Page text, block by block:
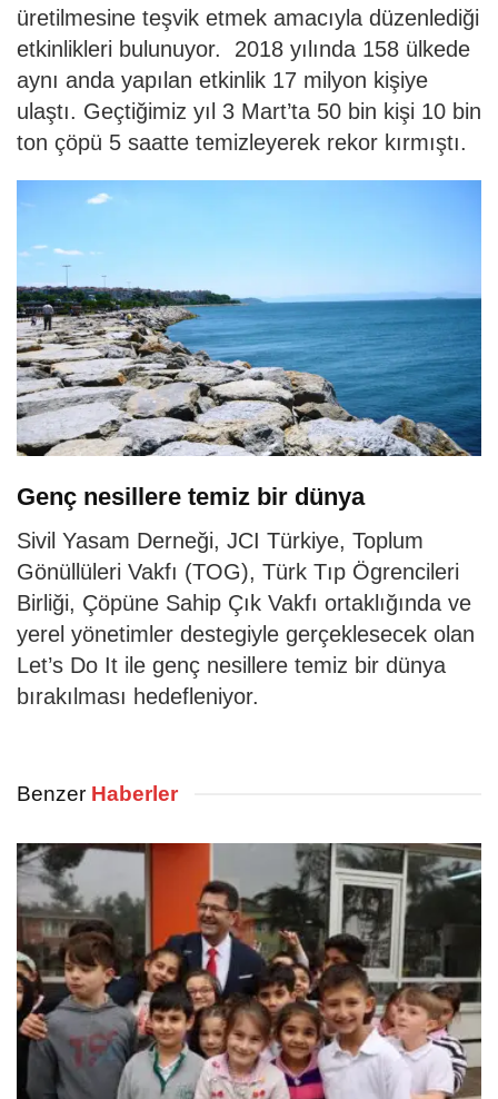
üretilmesine teşvik etmek amacıyla düzenlediği
etkinlikleri bulunuyor. 2018 yılında 158 ülkede
aynı anda yapılan etkinlik 17 milyon kişiye
ulaştı. Geçtiğimiz yıl 3 Mart’ta 50 bin kişi 10 bin
ton çöpü 5 saatte temizleyerek rekor kırmıştı.
Genç nesillere temiz bir dünya
Sivil Yasam Derneği, JCI Türkiye, Toplum
Gönüllüleri Vakfı (TOG), Türk Tıp Ögrencileri
Birliği, Çöpüne Sahip Çık Vakfı ortaklığında ve
yerel yönetimler destegiyle gerçeklesecek olan
Let’s Do It ile genç nesillere temiz bir dünya
bırakılması hedefleniyor.
Benzer Haberler